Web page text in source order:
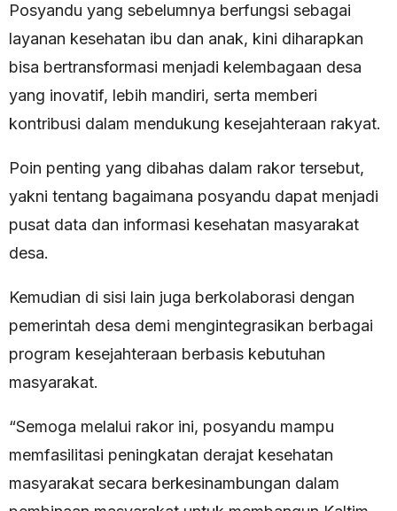
Posyandu yang sebelumnya berfungsi sebagai
layanan kesehatan ibu dan anak, kini diharapkan
bisa bertransformasi menjadi kelembagaan desa
yang inovatif, lebih mandiri, serta memberi
kontribusi dalam mendukung kesejahteraan rakyat.
Poin penting yang dibahas dalam rakor tersebut,
yakni tentang bagaimana posyandu dapat menjadi
pusat data dan informasi kesehatan masyarakat
desa.
Kemudian di sisi lain juga berkolaborasi dengan
pemerintah desa demi mengintegrasikan berbagai
program kesejahteraan berbasis kebutuhan
masyarakat.
“Semoga melalui rakor ini, posyandu mampu
memfasilitasi peningkatan derajat kesehatan
masyarakat secara berkesinambungan dalam